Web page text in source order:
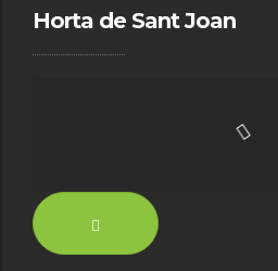
Horta de Sant Joan